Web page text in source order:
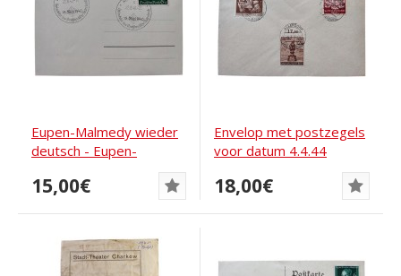
Eupen-Malmedy wieder
deutsch - Eupen-
Malmedy terug naar...
15,00€
Envelop met postzegels
voor datum 4.4.44
18,00€